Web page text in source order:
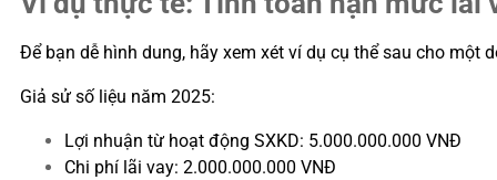
Để bạn dễ hình dung, hãy xem xét ví dụ cụ thể sau cho một
Giả sử số liệu năm 2025:
Lợi nhuận từ hoạt động SXKD: 5.000.000.000 VNĐ
Chi phí lãi vay: 2.000.000.000 VNĐ